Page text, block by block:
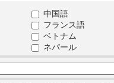
中国語
フランス語
ベトナム
ネパール